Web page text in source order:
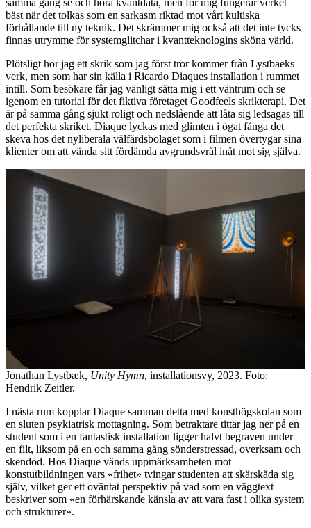
samma gång se och höra kvantdata, men för mig fungerar verket
bäst när det tolkas som en sarkasm riktad mot vårt kultiska
förhållande till ny teknik. Det skrämmer mig också att det inte tycks
finnas utrymme för systemglitchar i kvantteknologins sköna värld.
Plötsligt hör jag ett skrik som jag först tror kommer från Lystbaeks
verk, men som har sin källa i Ricardo Diaques installation i rummet
intill. Som besökare får jag vänligt sätta mig i ett väntrum och se
igenom en tutorial för det fiktiva företaget Goodfeels skrikterapi. Det
är på samma gång sjukt roligt och nedslående att låta sig ledsagas till
det perfekta skriket. Diaque lyckas med glimten i ögat fånga det
skeva hos det nyliberala välfärdsbolaget som i filmen övertygar sina
klienter om att vända sitt fördämda avgrundsvrål inåt mot sig själva.
Jonathan Lystbæk, Unity Hymn, installationsvy, 2023. Foto:
Hendrik Zeitler.
I nästa rum kopplar Diaque samman detta med konsthögskolan som
en sluten psykiatrisk mottagning. Som betraktare tittar jag ner på en
student som i en fantastisk installation ligger halvt begraven under
en filt, liksom på en och samma gång sönderstressad, overksam och
skendöd. Hos Diaque vänds uppmärksamheten mot
konstutbildningen vars «frihet» tvingar studenten att skärskåda sig
själv, vilket ger ett oväntat perspektiv på vad som en väggtext
beskriver som «en förhärskande känsla av att vara fast i olika system
och strukturer».